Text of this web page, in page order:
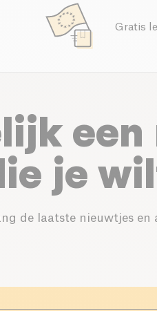
Gratis
je
de laatste nieuwtjes en